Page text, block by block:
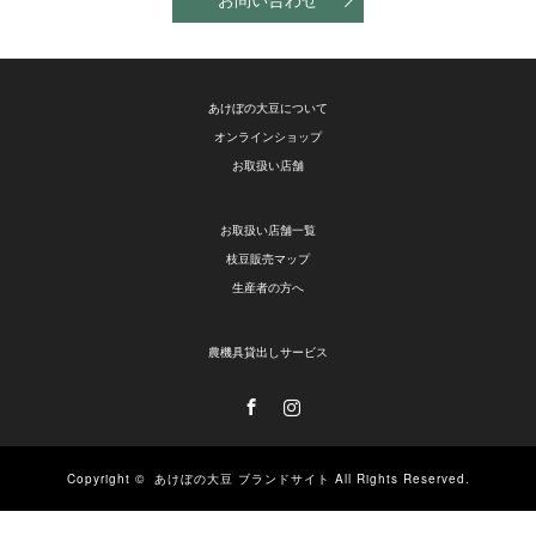
あけぼの大豆について
オンラインショップ
お取扱い店舗
お取扱い店舗一覧
枝豆販売マップ
生産者の方へ
農機具貸出しサービス
Copyright © あけぼの大豆 ブランドサイト All Rights Reserved.